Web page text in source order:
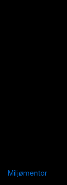
Miljømentor